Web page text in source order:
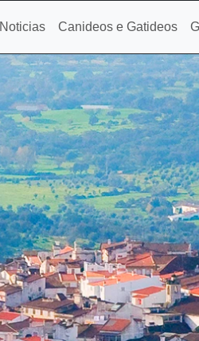
Noticias Canideos e Gatideos